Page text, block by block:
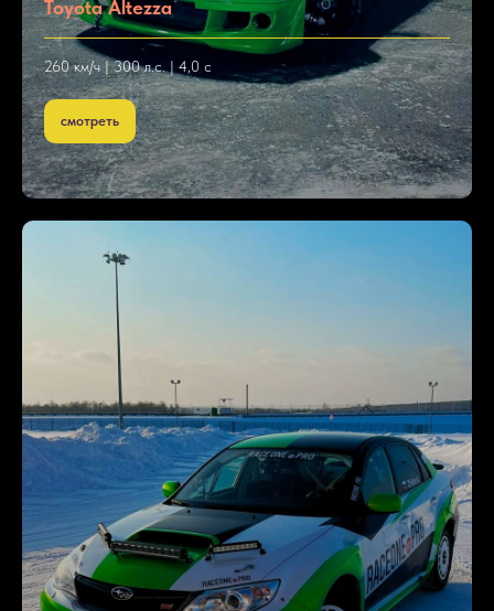
Toyota Altezza
260 км/ч | 300 л.с. | 4,0 с
смотреть